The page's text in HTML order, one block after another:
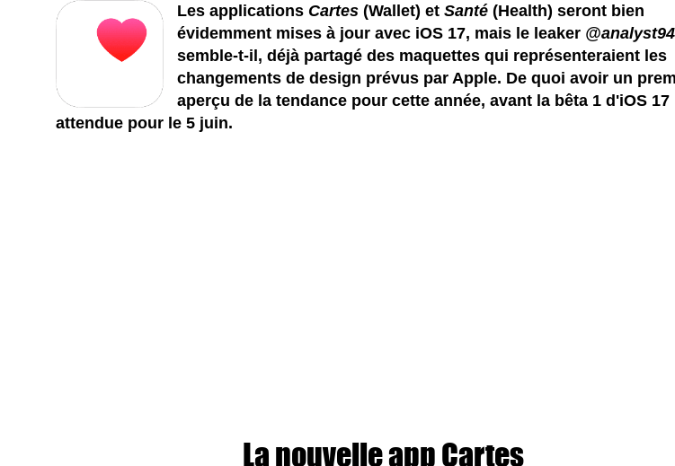
Les applications Cartes (Wallet) etSanté (Health) seront bien
évidemment mises à jour avec iOS 17, mais le leaker
semble-t-il, déjà partagé des maquettes qui représenteraient les
changements de design prévus par Apple. De quoi avoir un
aperçu de la tendance pour cette année, avant la bêta 1 d'iOS 17
attendue pour le 5 juin.
La nouvelle app Cartes